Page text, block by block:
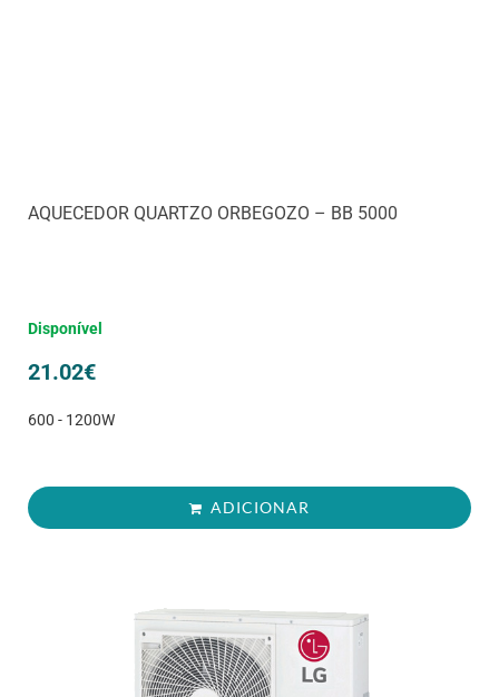
AQUECEDOR QUARTZO ORBEGOZO – BB 5000
Disponível
21.02€
600 - 1200W
ADICIONAR